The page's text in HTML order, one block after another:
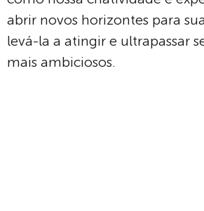
abrir novos horizontes para
levá-la a atingir e ultrapassar
mais ambiciosos.